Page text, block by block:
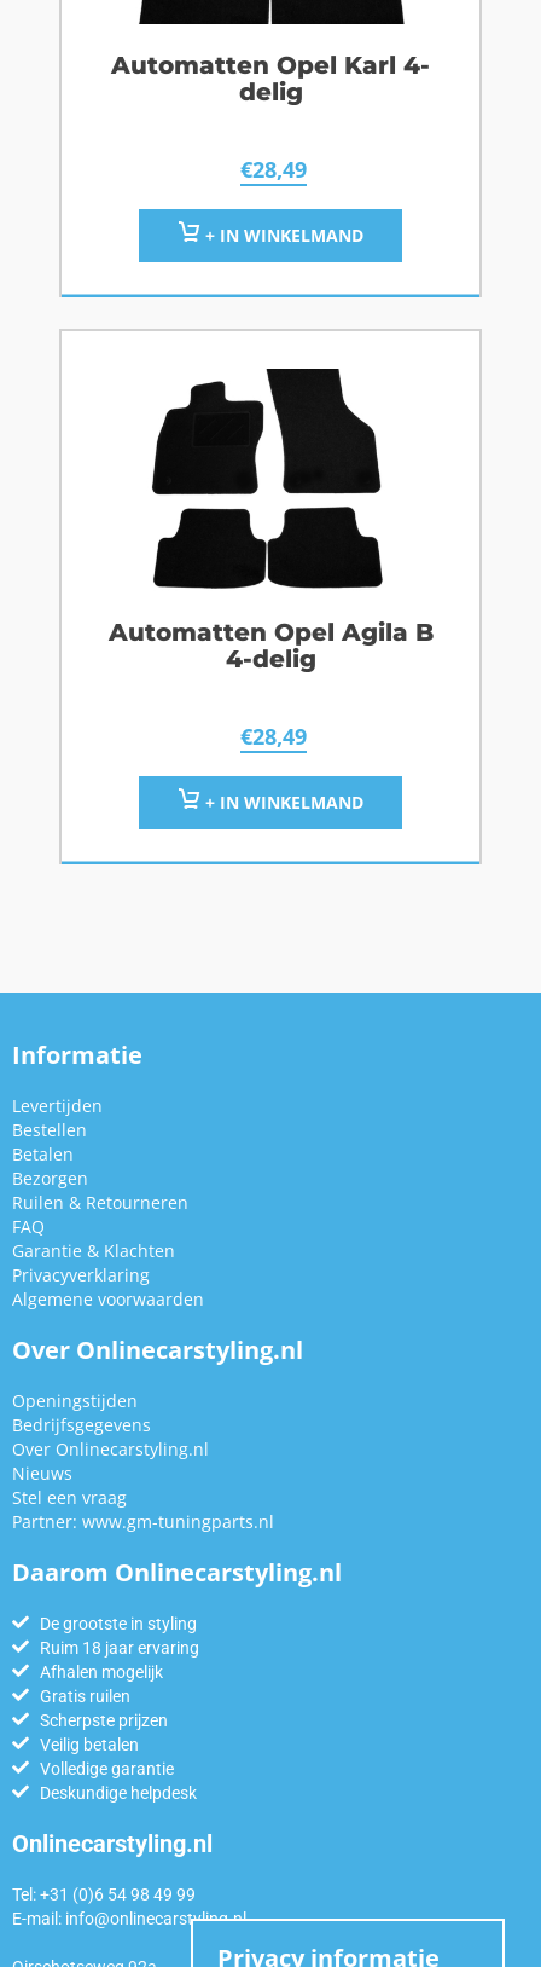
Automatten Opel Karl 4-
delig
€28,49
+ IN WINKELMAND
Automatten Opel Agila B
4-delig
€28,49
+ IN WINKELMAND
Informatie
Levertijden
Bestellen
Betalen
Bezorgen
Ruilen & Retourneren
FAQ
Garantie & Klachten
Privacyverklaring
Algemene voorwaarden
Over Onlinecarstyling.nl
Openingstijden
Bedrijfsgegevens
Over Onlinecarstyling.nl
Nieuws
Stel een vraag
Partner: www.gm-tuningparts.nl
Daarom Onlinecarstyling.nl
De grootste in styling
Ruim 18 jaar ervaring
Afhalen mogelijk
Gratis ruilen
Scherpste prijzen
Veilig betalen
Volledige garantie
Deskundige helpdesk
Onlinecarstyling.nl
Tel: +31 (0)6 54 98 49 99
E-mail: info@onlinecarstyling.nl
Privacy informatie